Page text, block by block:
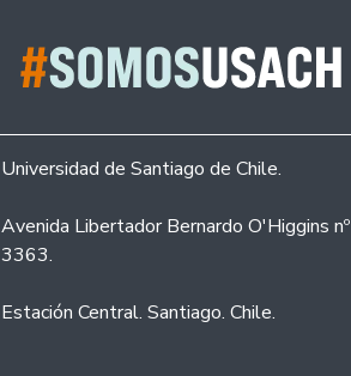
Universidad de Santiago de Chile.
Avenida Libertador Bernardo O'Higgins nº
3363.
Estación Central. Santiago. Chile.